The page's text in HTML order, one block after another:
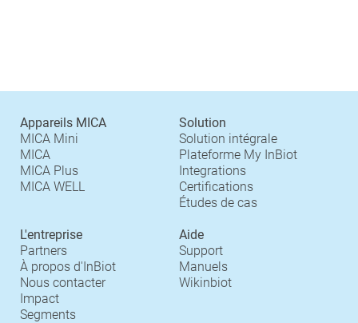
Appareils MICA
MICA Mini
MICA
MICA Plus
MICA WELL
Solution
Solution intégrale
Plateforme My InBiot
Integrations
Certifications
Études de cas
L'entreprise
Partners
À propos d'InBiot
Nous contacter
Impact
Segments
Aide
Support
Manuels
Wikinbiot